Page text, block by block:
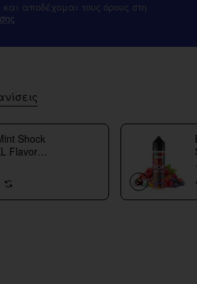
αποδέχομαι τους όρους στη
Shock
Flavor